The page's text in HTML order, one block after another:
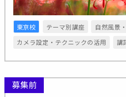
東京校 テーマ別講座
自然風景
カメラ設定・テクニックの活用
講
募集前